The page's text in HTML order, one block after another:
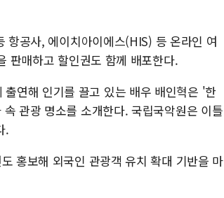
공사, 에이치아이에스(HIS) 등 온라인 여
판매하고 할인권도 함께 배포한다.
연해 인기를 끌고 있는 배우 배인혁은 '한
관광 명소를 소개한다. 국립국악원은 이틀
.
홍보해 외국인 관광객 유치 확대 기반을 마